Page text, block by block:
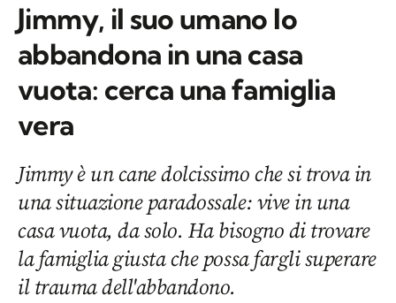
Jimmy, il suo umano lo
abbandona in una casa
vuota: cerca una famiglia
vera
Jimmy è un cane dolcissimo che si trova in
una situazione paradossale: vive in una
casa vuota, da solo. Ha bisogno di trovare
la famiglia giusta che possa fargli superare
il trauma dell'abbandono.